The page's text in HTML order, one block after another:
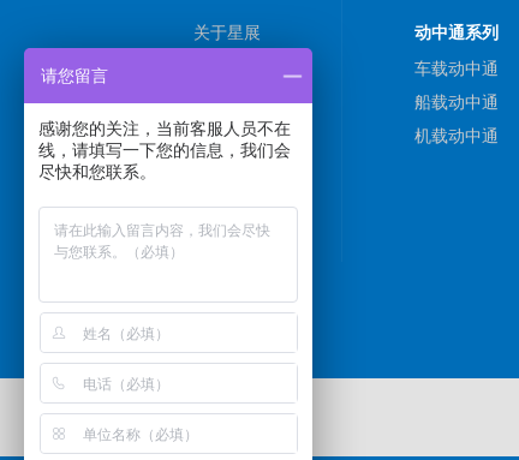
关于星展
解决方案
技术支持
动中通系列
车载动中通
船载动中通
机载动中通
请您留言
感谢您的关注，当前客服人员不在
线，请填写一下您的信息，我们会
尽快和您联系。